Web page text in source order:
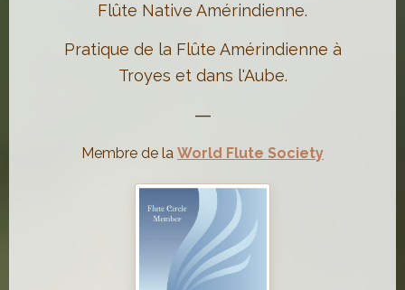
Flûte Native Amérindienne.
Pratique de la Flûte Amérindienne à
Troyes et dans l'Aube.
—
Membre de la World Flute Society